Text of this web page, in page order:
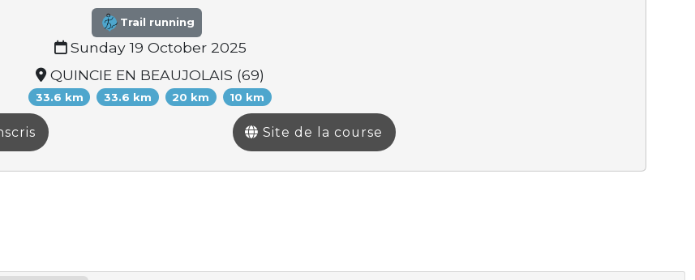
Trail running
Sunday 19 October 2025
QUINCIE EN BEAUJOLAIS (69)
33.6 km 33.6 km 20 km 10 km
Site de la course